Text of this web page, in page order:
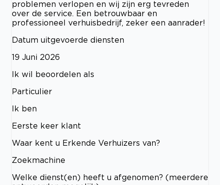
problemen verlopen en wij zijn erg tevreden
over de service. Een betrouwbaar en
professioneel verhuisbedrijf, zeker een aanrader!
Datum uitgevoerde diensten
19 Juni 2026
Ik wil beoordelen als
Particulier
Ik ben
Eerste keer klant
Waar kent u Erkende Verhuizers van?
Zoekmachine
Welke dienst(en) heeft u afgenomen? (meerdere